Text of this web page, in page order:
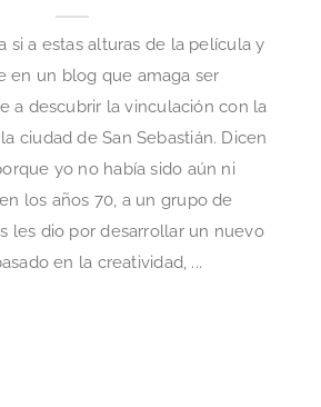
si a estas alturas de la película y
en un blog que amaga ser
a descubrir la vinculación con la
ciudad de San Sebastián. Dicen
yo no había sido aún ni
los años 70, a un grupo de
les dio por desarrollar un nuevo
en la creatividad, ...